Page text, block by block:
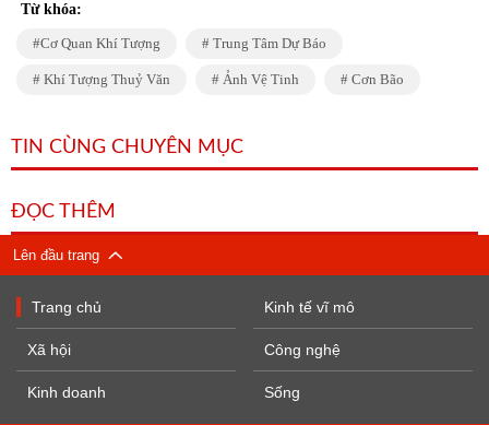
Từ khóa:
Cơ Quan Khí Tượng Trung Tâm Dự Báo
Khí Tượng Thuỷ Văn Ảnh Vệ Tinh Cơn Bão
TIN CÙNG CHUYÊN MỤC
ĐỌC THÊM
Lên đầu trang
Trang chủ
Xã hội
Kinh doanh
Kinh tế vĩ mô
Công nghệ
Sống